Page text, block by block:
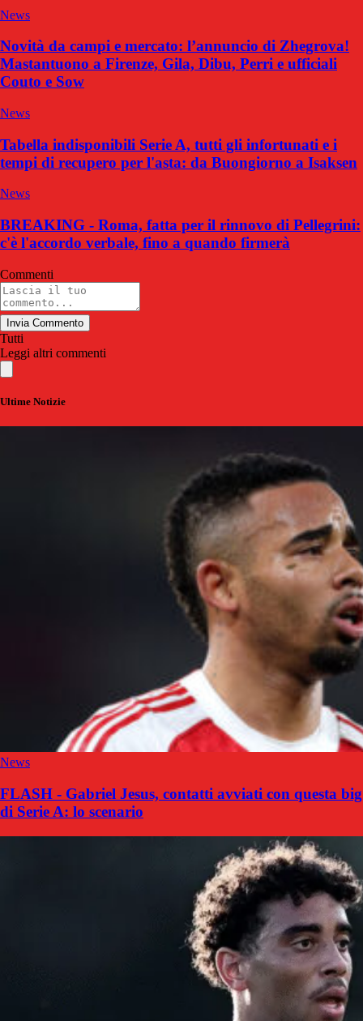
News
Novità da campi e mercato: l’annuncio di Zhegrova!
Mastantuono a Firenze, Gila, Dibu, Perri e ufficiali
Couto e Sow
News
Tabella indisponibili Serie A, tutti gli infortunati e i
tempi di recupero per l'asta: da Buongiorno a Isaksen
News
BREAKING - Roma, fatta per il rinnovo di Pellegrini:
c'è l'accordo verbale, fino a quando firmerà
Commenti
Invia Commento
Tutti
Leggi altri commenti
Ultime Notizie
News
FLASH - Gabriel Jesus, contatti avviati con questa big
di Serie A: lo scenario